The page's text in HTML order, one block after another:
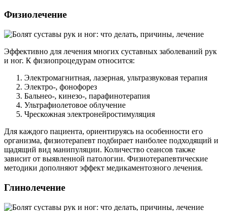
Физиолечение
Эффективно для лечения многих суставных заболеваний рук
и ног. К физиопроцедурам относится:
Электромагнитная, лазерная, ультразвуковая терапия
Электро-, фонофорез
Бальнео-, кинезо-, парафинотерапия
Ультрафиолетовое облучение
Чрескожная электронейростимуляция
Для каждого пациента, ориентируясь на особенности его
организма, физиотерапевт подбирает наиболее подходящий и
щадящий вид манипуляции. Количество сеансов также
зависит от выявленной патологии. Физиотерапевтические
методики дополняют эффект медикаментозного лечения.
Глинолечение